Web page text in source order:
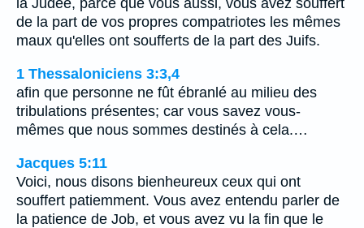
la Judée, parce que vous aussi, vous avez souffert
de la part de vos propres compatriotes les mêmes
maux qu'elles ont soufferts de la part des Juifs.
1 Thessaloniciens 3:3,4
afin que personne ne fût ébranlé au milieu des
tribulations présentes; car vous savez vous-
mêmes que nous sommes destinés à cela.…
Jacques 5:11
Voici, nous disons bienheureux ceux qui ont
souffert patiemment. Vous avez entendu parler de
la patience de Job, et vous avez vu la fin que le